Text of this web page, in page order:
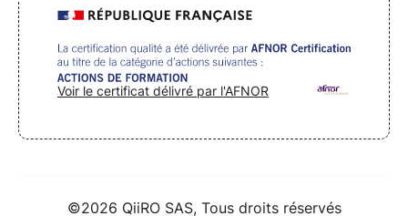
Voir le certificat délivré par l'AFNOR
©2026 QiiRO SAS, Tous droits réservés